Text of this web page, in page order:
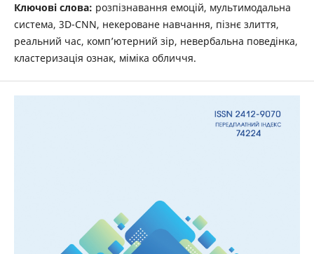
Ключові слова: розпізнавання емоцій, мультимодальна
система, 3D-CNN, некероване навчання, пізнє злиття,
реальний час, комп’ютерний зір, невербальна поведінка,
кластеризація ознак, міміка обличчя.